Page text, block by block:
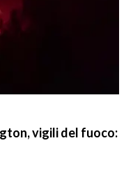
vigili del fuoco: